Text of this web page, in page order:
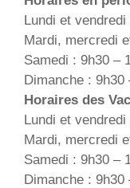
Lundi et
Mardi, mercredi
Samedi : 9h30 –
Dimanche : 9h30
Horaires des
Lundi et
Mardi, mercredi
Samedi : 9h30 –
Dimanche : 9h30